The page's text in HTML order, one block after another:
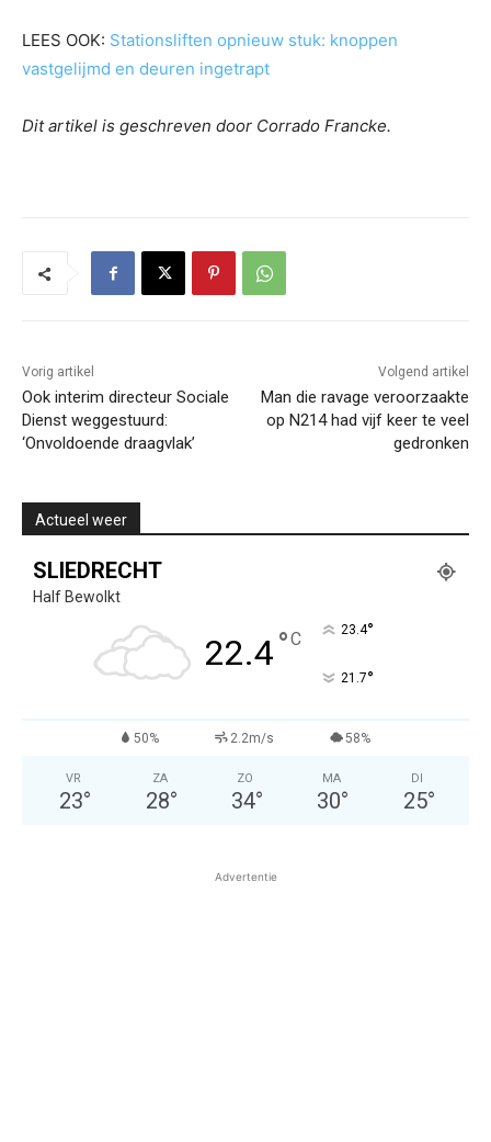
LEES OOK: Stationsliften opnieuw stuk: knoppen
vastgelijmd en deuren ingetrapt
Dit artikel is geschreven door Corrado Francke.
Vorig artikel
Ook interim directeur Sociale
Dienst weggestuurd:
‘Onvoldoende draagvlak’
Volgend artikel
Man die ravage veroorzaakte
op N214 had vijf keer te veel
gedronken
Actueel weer
SLIEDRECHT
Half Bewolkt
22.4°C 23.4°
21.7°
50% 2.2m/s 58%
VR
23°
ZA
28°
ZO
34°
MA
30°
DI
25°
Advertentie